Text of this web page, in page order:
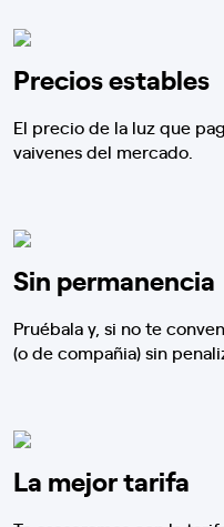
Precios estables
El precio de la luz que
vaivenes del mercado.
Sin permanencia
Pruébala y, si no te
(o de compañia) sin
La mejor tarifa